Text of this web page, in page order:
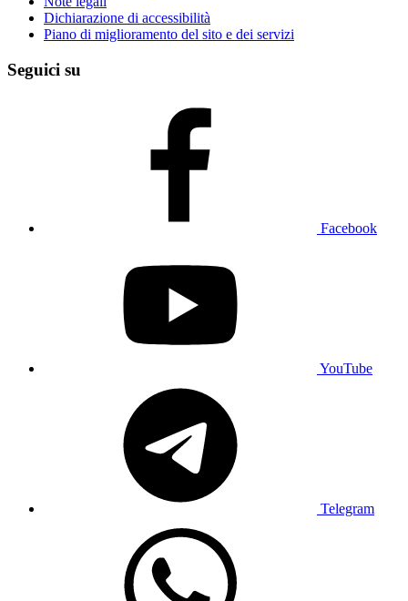
Dichiarazione di accessibilità
Piano di miglioramento del sito e dei servizi
Seguici su
Facebook
YouTube
Telegram